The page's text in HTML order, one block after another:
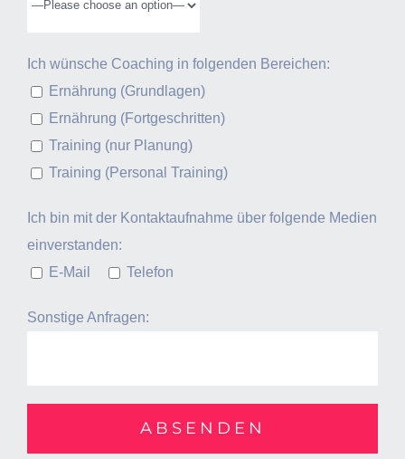
Ich wünsche Coaching in folgenden Bereichen:
Ernährung (Grundlagen)
Ernährung (Fortgeschritten)
Training (nur Planung)
Training (Personal Training)
Ich bin mit der Kontaktaufnahme über folgende Medien
einverstanden:
E-Mail
Telefon
Sonstige Anfragen: